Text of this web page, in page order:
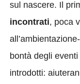
sul nascere. Il
incontrati, poca
bontà degli
introdotti: